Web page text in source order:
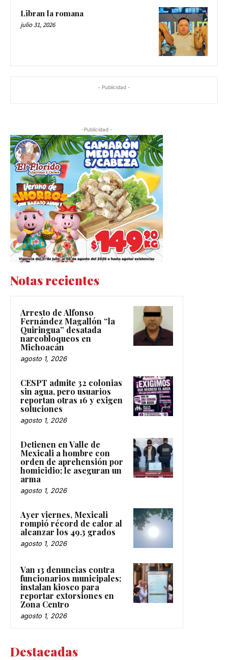
Libran la romana
julio 31, 2026
- Publicidad -
-Publicidad -
Notas recientes
Arresto de Alfonso
Fernández Magallón “la
Quiringua” desatada
narcobloqueos en
Michoacán
agosto 1, 2026
CESPT admite 32 colonias
sin agua, pero usuarios
reportan otras 16 y exigen
soluciones
agosto 1, 2026
Detienen en Valle de
Mexicali a hombre con
orden de aprehensión por
homicidio; le aseguran un
arma
agosto 1, 2026
Ayer viernes, Mexicali
rompió récord de calor al
alcanzar los 49.3 grados
agosto 1, 2026
Van 13 denuncias contra
funcionarios municipales;
instalan kiosco para
reportar extorsiones en
Zona Centro
agosto 1, 2026
Destacadas